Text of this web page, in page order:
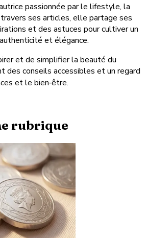
passionnée par le lifestyle, la
ses articles, elle partage ses
et des astuces pour cultiver un
et élégance.
et de simplifier la beauté du
des conseils accessibles et un regard
et le bien‑être.
rubrique